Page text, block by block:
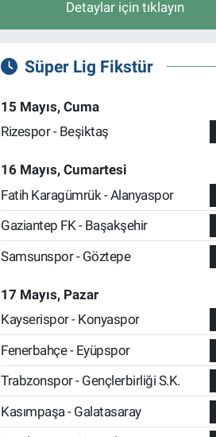
Detaylar için tıklayın
Süper Lig Fikstür
15 Mayıs, Cuma
Rizespor - Beşiktaş
16 Mayıs, Cumartesi
Fatih Karagümrük - Alanyaspor
Gaziantep FK - Başakşehir
Samsunspor - Göztepe
17 Mayıs, Pazar
Kayserispor - Konyaspor
Fenerbahçe - Eyüpspor
Trabzonspor - Gençlerbirliği S.K.
Kasımpaşa - Galatasaray